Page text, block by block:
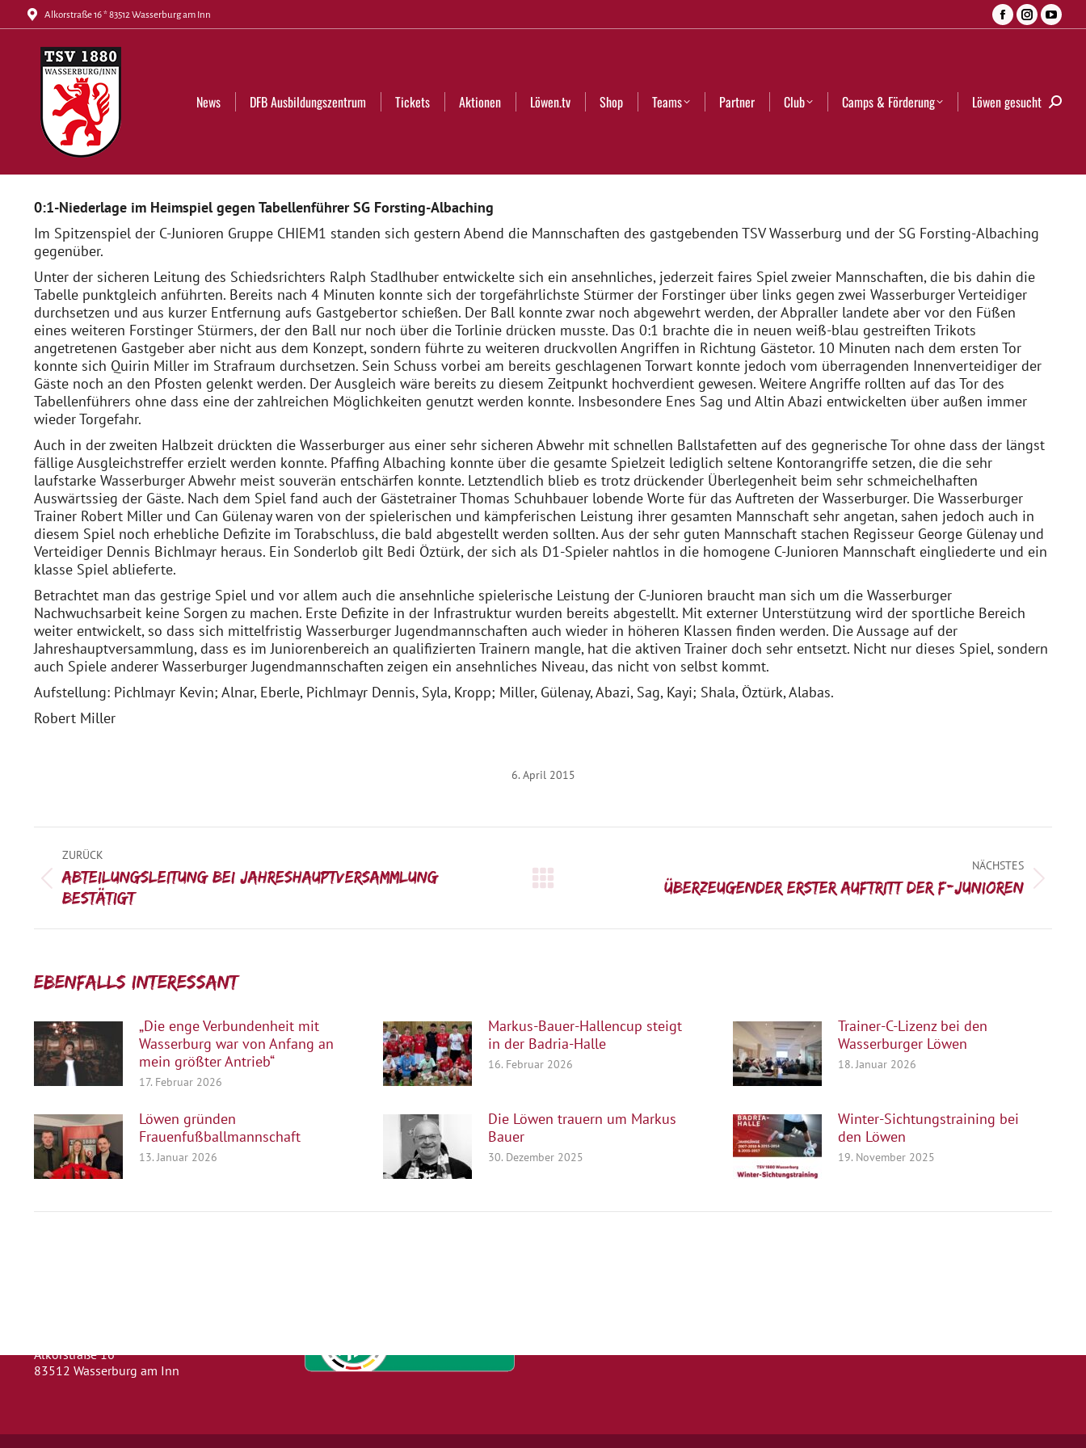
Alkorstraße 16 * 83512 Wasserburg am Inn
Facebook
newnewnew
News DFB Ausbildungszentrum Tickets Aktionen Löwen.tv Shop Teams Partner Club Camps & Förderung Löwen gesucht
0:1-Niederlage im Heimspiel gegen Tabellenführer SG Forsting-Albaching
Im Spitzenspiel der C-Junioren Gruppe CHIEM1 standen sich gestern Abend die Mannschaften des gastgebenden TSV Wasserburg und der SG Forsting-Albaching
gegenüber.
Unter der sicheren Leitung des Schiedsrichters Ralph Stadlhuber entwickelte sich ein ansehnliches, jederzeit faires Spiel zweier Mannschaften, die bis dahin die
Tabelle punktgleich anführten. Bereits nach 4 Minuten konnte sich der torgefährlichste Stürmer der Forstinger über links gegen zwei Wasserburger Verteidiger
durchsetzen und aus kurzer Entfernung aufs Gastgebertor schießen. Der Ball konnte zwar noch abgewehrt werden, der Abpraller landete aber vor den Füßen
eines weiteren Forstinger Stürmers, der den Ball nur noch über die Torlinie drücken musste. Das 0:1 brachte die in neuen weiß-blau gestreiften Trikots
angetretenen Gastgeber aber nicht aus dem Konzept, sondern führte zu weiteren druckvollen Angriffen in Richtung Gästetor. 10 Minuten nach dem ersten Tor
konnte sich Quirin Miller im Strafraum durchsetzen. Sein Schuss vorbei am bereits geschlagenen Torwart konnte jedoch vom überragenden Innenverteidiger der
Gäste noch an den Pfosten gelenkt werden. Der Ausgleich wäre bereits zu diesem Zeitpunkt hochverdient gewesen. Weitere Angriffe rollten auf das Tor des
Tabellenführers ohne dass eine der zahlreichen Möglichkeiten genutzt werden konnte. Insbesondere Enes Sag und Altin Abazi entwickelten über außen immer
wieder Torgefahr.
Auch in der zweiten Halbzeit drückten die Wasserburger aus einer sehr sicheren Abwehr mit schnellen Ballstafetten auf des gegnerische Tor ohne dass der längst
fällige Ausgleichstreffer erzielt werden konnte. Pfaffing Albaching konnte über die gesamte Spielzeit lediglich seltene Kontorangriffe setzen, die die sehr
laufstarke Wasserburger Abwehr meist souverän entschärfen konnte. Letztendlich blieb es trotz drückender Überlegenheit beim sehr schmeichelhaften
Auswärtssieg der Gäste. Nach dem Spiel fand auch der Gästetrainer Thomas Schuhbauer lobende Worte für das Auftreten der Wasserburger. Die Wasserburger
Trainer Robert Miller und Can Gülenay waren von der spielerischen und kämpferischen Leistung ihrer gesamten Mannschaft sehr angetan, sahen jedoch auch in
diesem Spiel noch erhebliche Defizite im Torabschluss, die bald abgestellt werden sollten. Aus der sehr guten Mannschaft stachen Regisseur George Gülenay und
Verteidiger Dennis Bichlmayr heraus. Ein Sonderlob gilt Bedi Öztürk, der sich als D1-Spieler nahtlos in die homogene C-Junioren Mannschaft eingliederte und ein
klasse Spiel ablieferte.
Betrachtet man das gestrige Spiel und vor allem auch die ansehnliche spielerische Leistung der C-Junioren braucht man sich um die Wasserburger
Nachwuchsarbeit keine Sorgen zu machen. Erste Defizite in der Infrastruktur wurden bereits abgestellt. Mit externer Unterstützung wird der sportliche Bereich
weiter entwickelt, so dass sich mittelfristig Wasserburger Jugendmannschaften auch wieder in höheren Klassen finden werden. Die Aussage auf der
Jahreshauptversammlung, dass es im Juniorenbereich an qualifizierten Trainern mangle, hat die aktiven Trainer doch sehr entsetzt. Nicht nur dieses Spiel, sondern
auch Spiele anderer Wasserburger Jugendmannschaften zeigen ein ansehnliches Niveau, das nicht von selbst kommt.
Aufstellung: Pichlmayr Kevin; Alnar, Eberle, Pichlmayr Dennis, Syla, Kropp; Miller, Gülenay, Abazi, Sag, Kayi; Shala, Öztürk, Alabas.
Robert Miller
6. April 2015
ZURÜCK
Vorheriger
Beitrag:
Abteilungsleitung bei Jahreshauptversammlung
bestätigt
NÄCHSTES
Überzeugender erster Auftritt der F-Junioren
Ebenfalls interessant:
„Die enge Verbundenheit mit
Wasserburg war von Anfang an
mein größter Antrieb“
17. Februar 2026
Markus-Bauer-Hallencup steigt
in der Badria-Halle
16. Februar 2026
Trainer-C-Lizenz bei den
Wasserburger Löwen
18. Januar 2026
Löwen gründen
Frauenfußballmannschaft
13. Januar 2026
Die Löwen trauern um Markus
Bauer
30. Dezember 2025
Winter-Sichtungstraining bei
den Löwen
19. November 2025
Alkorstraße 16
83512 Wasserburg am Inn
News DFB Ausbildungszentrum Tickets Aktionen Löwen.tv Shop Teams Partner Club Camps & Förderung Löwen gesucht Search: